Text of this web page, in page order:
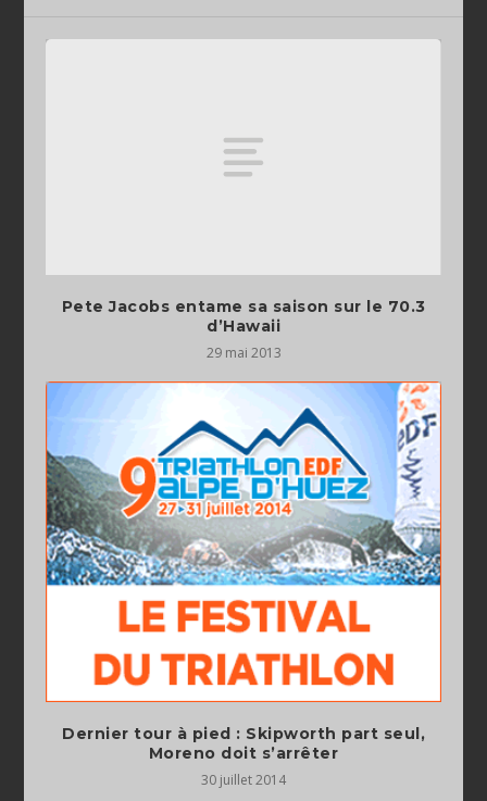
Pete Jacobs entame sa saison sur le 70.3
d’Hawaii
29 mai 2013
Dernier tour à pied : Skipworth part seul,
Moreno doit s’arrêter
30 juillet 2014